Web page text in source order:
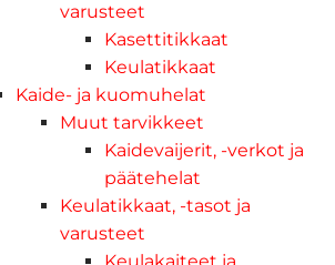
varusteet
Kasettitikkaat
Keulatikkaat
Kaide- ja kuomuhelat
Muut tarvikkeet
Kaidevaijerit, -verkot ja
päätehelat
Keulatikkaat, -tasot ja
varusteet